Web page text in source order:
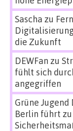
Sascha zu
die Zukunft
DEWFan zu
fühlt sich
angegriffen
Grüne
Berlin führt